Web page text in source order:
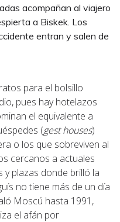
acompañan al viajero
a Biskek. Los
entran y salen de
para el bolsillo
pues hay hotelazos
el equivalente a
(gest houses)
o los que sobreviven al
cercanos a actuales
y plazas donde brilló la
no tiene más de un día
Moscú hasta 1991,
el afán por